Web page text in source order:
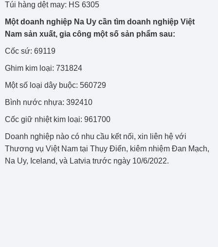
Túi hàng dệt may: HS 6305
Một doanh nghiệp Na Uy cần tìm doanh nghiệp Việt
Nam sản xuất, gia công một số sản phẩm sau:
Cốc sứ: 69119
Ghim kim loại: 731824
Một số loại dây buộc: 560729
Bình nước nhựa: 392410
Cốc giữ nhiệt kim loại: 961700
Doanh nghiệp nào có nhu cầu kết nối, xin liên hệ với
Thương vụ Việt Nam tại Thụy Điển, kiêm nhiệm Đan Mạch,
Na Uy, Iceland, và Latvia trước ngày 10/6/2022.